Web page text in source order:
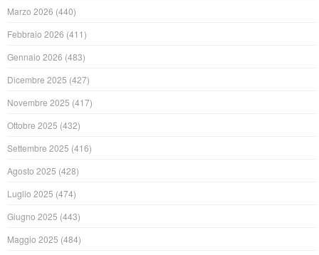
Marzo 2026 (440)
Febbraio 2026 (411)
Gennaio 2026 (483)
Dicembre 2025 (427)
Novembre 2025 (417)
Ottobre 2025 (432)
Settembre 2025 (416)
Agosto 2025 (428)
Luglio 2025 (474)
Giugno 2025 (443)
Maggio 2025 (484)